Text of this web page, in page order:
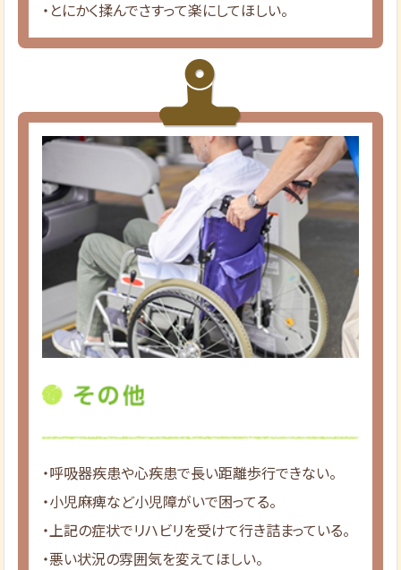
・とにかく揉んでさすって楽にしてほしい。
・呼吸器疾患や心疾患で長い距離歩行できない。
・小児麻痺など小児障がいで困ってる。
・上記の症状でリハビリを受けて行き詰まっている。
・悪い状況の雰囲気を変えてほしい。